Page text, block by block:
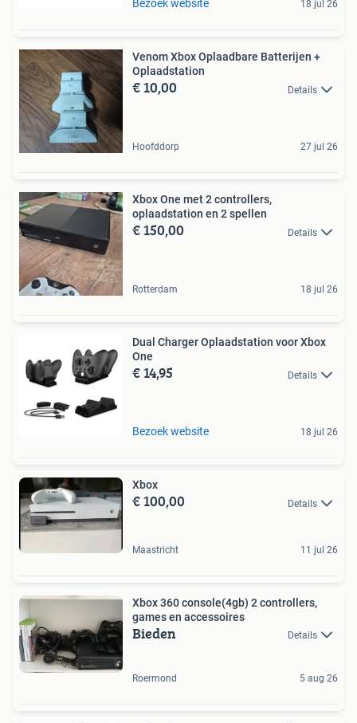
Bezoek website 18 jul 26
Venom Xbox Oplaadbare Batterijen +
Oplaadstation
€ 10,00 Details
Hoofddorp 27 jul 26
Xbox One met 2 controllers,
oplaadstation en 2 spellen
€ 150,00 Details
Rotterdam 18 jul 26
Dual Charger Oplaadstation voor Xbox
One
€ 14,95 Details
Bezoek website 18 jul 26
Xbox
€ 100,00 Details
Maastricht 11 jul 26
Xbox 360 console(4gb) 2 controllers,
games en accessoires
Bieden Details
Roermond 5 aug 26